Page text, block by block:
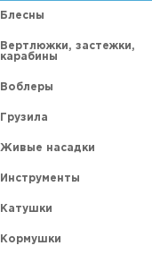
Полы для зимней палатки
Аксессуары для палаток
Блесны
Вертлюжки, застежки,
карабины
Воблеры
Грузила
Живые насадки
Инструменты
Катушки
Кормушки